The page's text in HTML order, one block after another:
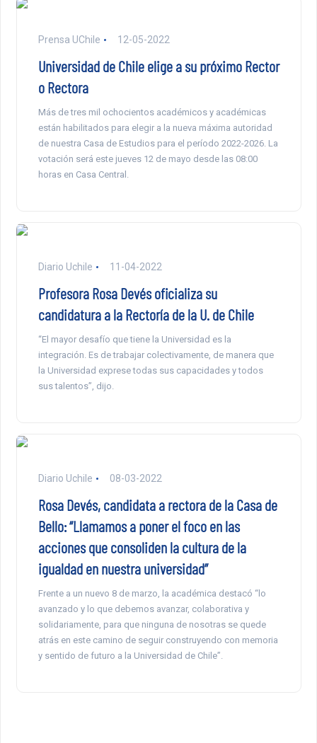
Prensa UChile 12-05-2022
Universidad de Chile elige a su próximo Rector
o Rectora
Más de tres mil ochocientos académicos y académicas
están habilitados para elegir a la nueva máxima autoridad
de nuestra Casa de Estudios para el período 2022-2026. La
votación será este jueves 12 de mayo desde las 08:00
horas en Casa Central.
Diario Uchile 11-04-2022
Profesora Rosa Devés oficializa su
candidatura a la Rectoría de la U. de Chile
“El mayor desafío que tiene la Universidad es la
integración. Es de trabajar colectivamente, de manera que
la Universidad exprese todas sus capacidades y todos
sus talentos”, dijo.
Diario Uchile 08-03-2022
Rosa Devés, candidata a rectora de la Casa de
Bello: “Llamamos a poner el foco en las
acciones que consoliden la cultura de la
igualdad en nuestra universidad”
Frente a un nuevo 8 de marzo, la académica destacó “lo
avanzado y lo que debemos avanzar, colaborativa y
solidariamente, para que ninguna de nosotras se quede
atrás en este camino de seguir construyendo con memoria
y sentido de futuro a la Universidad de Chile”.